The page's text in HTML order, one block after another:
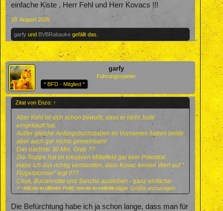
einfache Kiste , Herr Fehl und Herr Kovacs !!!
10. August 2025
garfy und BVBRabauke gefällt das.
garfy
Führungsspieler
* BFD - Mitglied *
Zitat von Enzo: ↑
Aber Kehl ist sich schon bewußt, dass er nicht Jude
eingekauft hat.
Außer gleiche Anfangsbuchstaben im Vornamen haben beide
aber auch gar nichts gemeinsam!
Das nächste 30 Mio. Grab ??
Die Truppe hat im kreativen Mittelfeld gar kein Potential.
Habe ich das richtig verstanden, dass Kovac keinen Wert auf "
Flügelstürmer" legt !!??
Chuk, Buoannotte und Sancho ausleihen - ganz einfache
Kiste , Herr Fehl und Herr Kovacs !!!
Klicke in dieses Feld, um es in vollständiger Größe anzuzeigen.
Die Befürchtung habe ich ja schon lange, dass man für